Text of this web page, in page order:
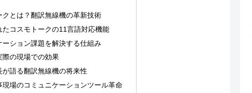
とは？翻訳無線機の革新技術
コスモトークの11言語対応機能
ション課題を解決する仕組み
の現場での効果
語る翻訳無線機の将来性
場のコミュニケーションツール革命